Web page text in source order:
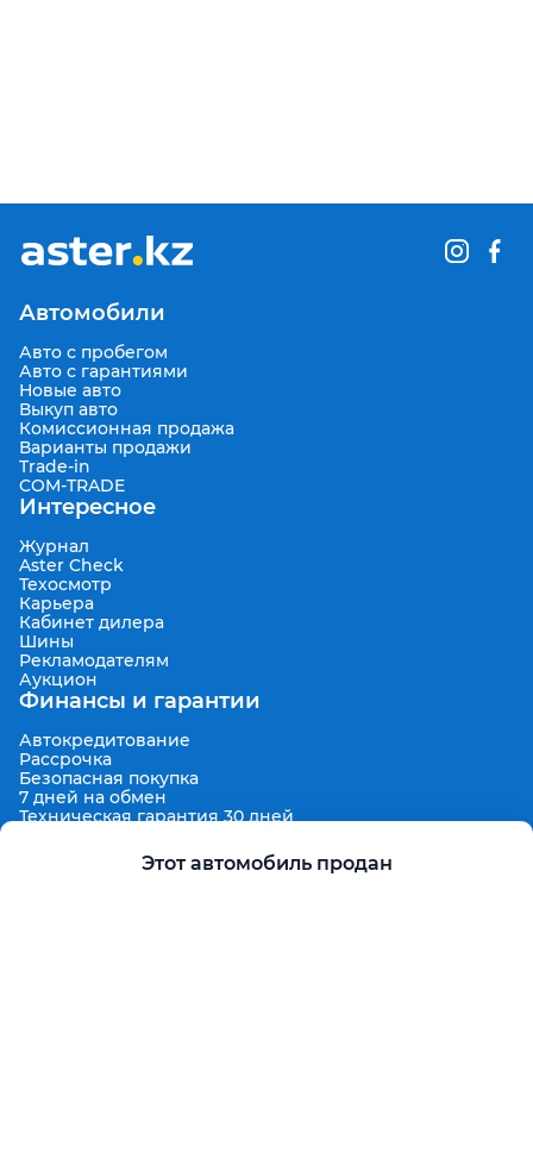
Этот автомобиль продан
Автомобили
Авто с пробегом
Авто с гарантиями
Новые авто
Выкуп авто
Комиссионная продажа
Варианты продажи
Trade-in
COM-TRADE
Интересное
Журнал
Aster Check
Техосмотр
Карьера
Кабинет дилера
Шины
Рекламодателям
Аукцион
Финансы и гарантии
Автокредитование
Рассрочка
Безопасная покупка
7 дней на обмен
Техническая гарантия 30 дней
Гарантированная цена выкупа